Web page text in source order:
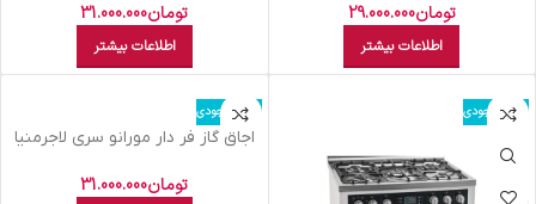
تومان29.000.000
اطلاعات بیشتر
تومان31.000.000
اطلاعات بیشتر
اتمام موجودی اتمام موجودی
اجاق گاز فر دار مورانو سری لاجرمنیا
تومان31.000.000